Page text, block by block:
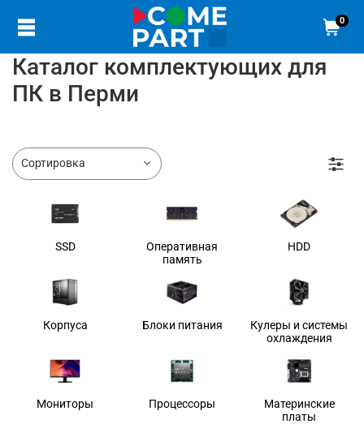
0
Каталог комплектующих для
ПК в Перми
SSD
Оперативная
память
HDD
Корпуса Блоки питания
Кулеры и системы
охлаждения
Мониторы Процессоры
Материнские
платы